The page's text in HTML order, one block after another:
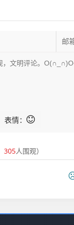
表情：
305人围观）